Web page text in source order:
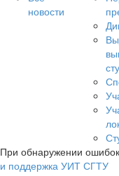
новости
При обнаружении
и поддержка УИТ СГТУ